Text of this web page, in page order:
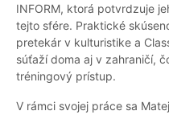
INFORM, ktorá potvrdzuje
tejto sfére. Praktické
pretekár v kulturistike a
súťaží doma aj v zahraničí,
tréningový prístup.
V rámci svojej práce sa